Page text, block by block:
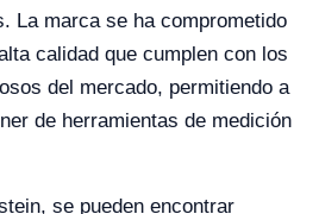
La marca se ha comprometido
calidad que cumplen con los
del mercado, permitiendo a
de herramientas de medición
se pueden encontrar